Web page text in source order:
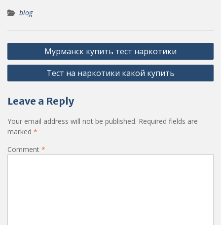
blog
Post
navigation
Мурманск купить тест наркотики
Тест на наркотики какой купить
Leave a Reply
Your email address will not be published. Required fields are
marked *
Comment *